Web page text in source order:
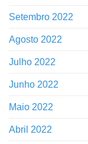
Setembro 2022
Agosto 2022
Julho 2022
Junho 2022
Maio 2022
Abril 2022